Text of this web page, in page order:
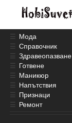
☰ Мода
☰ Справочник
☰ Здравеопазване
☰ Готвене
☰ Маникюр
☰ Напътствия
☰ Признаци
☰ Ремонт